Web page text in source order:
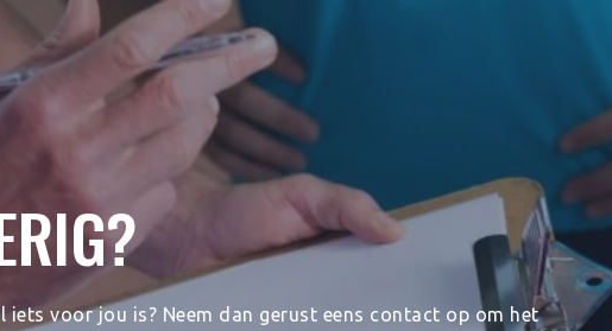
iets voor jou is? Neem dan gerust eens contact op om het